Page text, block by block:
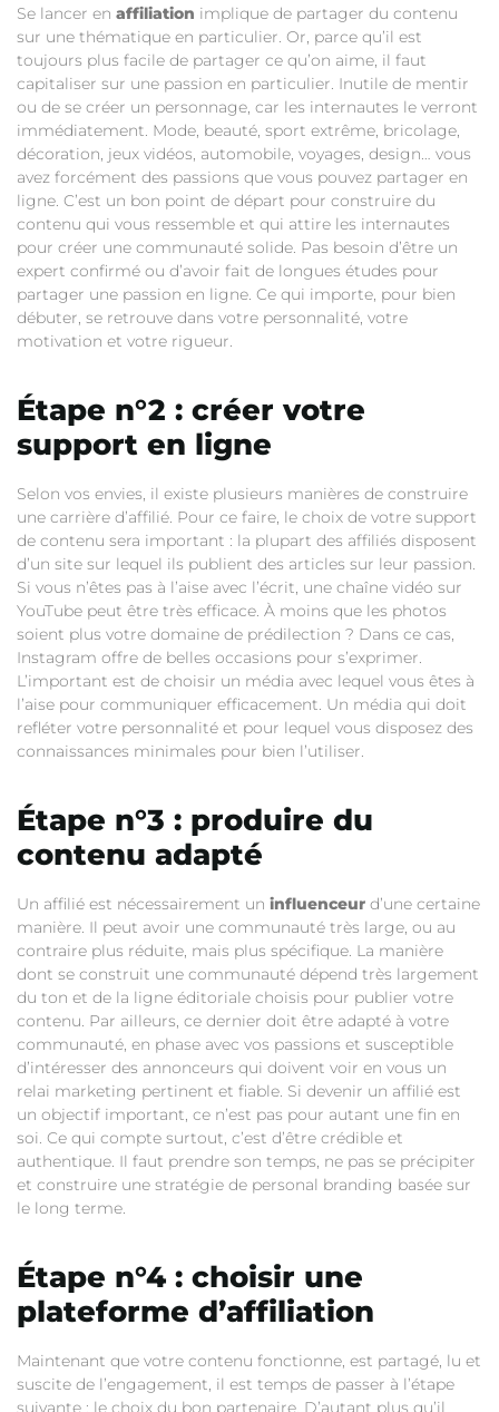
Se lancer en affiliation implique de partager du contenu
sur une thématique en particulier. Or, parce qu’il est
toujours plus facile de partager ce qu’on aime, il faut
capitaliser sur une passion en particulier. Inutile de mentir
ou de se créer un personnage, car les internautes le verront
immédiatement. Mode, beauté, sport extrême, bricolage,
décoration, jeux vidéos, automobile, voyages, design… vous
avez forcément des passions que vous pouvez partager en
ligne. C’est un bon point de départ pour construire du
contenu qui vous ressemble et qui attire les internautes
pour créer une communauté solide. Pas besoin d’être un
expert confirmé ou d’avoir fait de longues études pour
partager une passion en ligne. Ce qui importe, pour bien
débuter, se retrouve dans votre personnalité, votre
motivation et votre rigueur.
Étape n°2 : créer votre
support en ligne
Selon vos envies, il existe plusieurs manières de construire
une carrière d’affilié. Pour ce faire, le choix de votre support
de contenu sera important : la plupart des affiliés disposent
d’un site sur lequel ils publient des articles sur leur passion.
Si vous n’êtes pas à l’aise avec l’écrit, une chaîne vidéo sur
YouTube peut être très efficace. À moins que les photos
soient plus votre domaine de prédilection ? Dans ce cas,
Instagram offre de belles occasions pour s’exprimer.
L’important est de choisir un média avec lequel vous êtes à
l’aise pour communiquer efficacement. Un média qui doit
refléter votre personnalité et pour lequel vous disposez des
connaissances minimales pour bien l’utiliser.
Étape n°3 : produire du
contenu adapté
Un affilié est nécessairement un influenceur d’une certaine
manière. Il peut avoir une communauté très large, ou au
contraire plus réduite, mais plus spécifique. La manière
dont se construit une communauté dépend très largement
du ton et de la ligne éditoriale choisis pour publier votre
contenu. Par ailleurs, ce dernier doit être adapté à votre
communauté, en phase avec vos passions et susceptible
d’intéresser des annonceurs qui doivent voir en vous un
relai marketing pertinent et fiable. Si devenir un affilié est
un objectif important, ce n’est pas pour autant une fin en
soi. Ce qui compte surtout, c’est d’être crédible et
authentique. Il faut prendre son temps, ne pas se précipiter
et construire une stratégie de personal branding basée sur
le long terme.
Étape n°4 : choisir une
plateforme d’affiliation
Maintenant que votre contenu fonctionne, est partagé, lu et
suscite de l’engagement, il est temps de passer à l’étape